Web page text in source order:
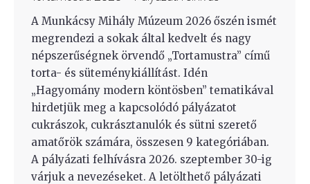
A Munkácsy Mihály Múzeum 2026 őszén ismét
megrendezi a sokak által kedvelt és nagy
népszerűségnek örvendő „Tortamustra” című
torta- és süteménykiállítást. Idén
„Hagyomány modern köntösben” tematikával
hirdetjük meg a kapcsolódó pályázatot
cukrászok, cukrásztanulók és sütni szerető
amatőrök számára, összesen 9 kategóriában.
A pályázati felhívásra 2026. szeptember 30-ig
várjuk a nevezéseket. A letölthető pályázati